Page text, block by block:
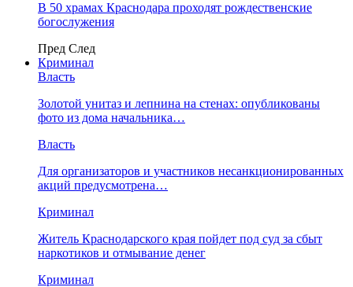
В 50 храмах Краснодара проходят рождественские
богослужения
Пред След
Криминал
Власть
​Золотой унитаз и лепнина на стенах: опубликованы
фото из дома начальника…
Власть
Для организаторов и участников несанкционированных
акций предусмотрена…
Криминал
Житель Краснодарского края пойдет под суд за сбыт
наркотиков и отмывание денег
Криминал